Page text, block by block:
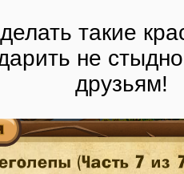
такие
не
друзьям!